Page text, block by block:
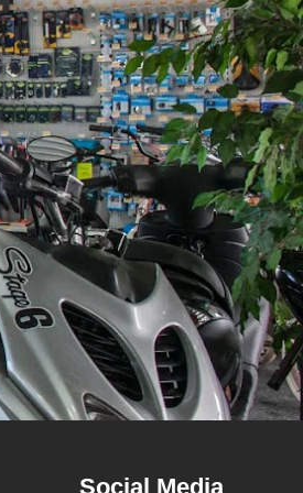
Social Media